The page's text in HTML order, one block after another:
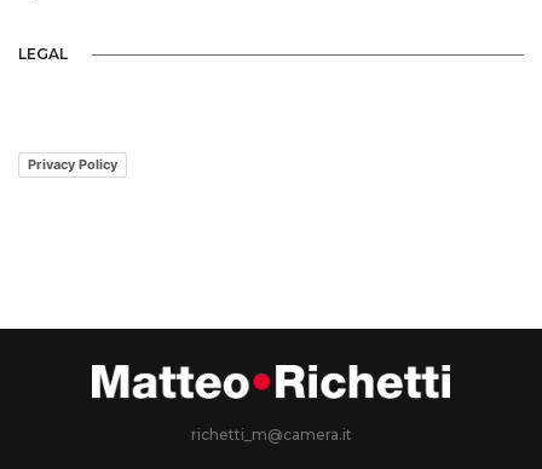
LEGAL
Privacy Policy
richetti_m@camera.it